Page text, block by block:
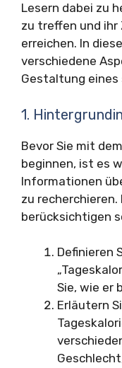
Lesern dabei zu
zu treffen und ihr
erreichen. In
verschiedene
Gestaltung eines
1.
Bevor Sie mit
beginnen, ist es
Informationen
zu recherchieren.
berücksichtigen
Definieren
Sie, wie er
Erläutern